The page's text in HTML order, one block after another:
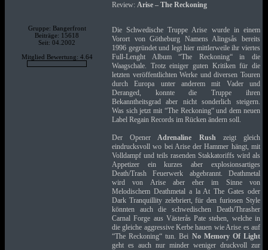
Gruppe: Bangerfront
Beiträge: 15618
Seit: 04.2002
Mitglied Bewertung: 4.64
Review: Arise – The Reckoning
Die Schwedische Truppe Arise wurde in einem
Vorort von Götheburg Namens Alingsås bereits
1996 gegründet und legt hier mittlerweile ihr viertes
Full-Lenght Album “The Reckoning“ in die
Waagschale. Trotz einiger guten Kritiken für die
letzten veröffentlichten Werke und diversen Touren
durch Europa unter anderem mit Vader und
Deranged, konnte die Truppe ihren
Bekanntheitsgrad aber nicht sonderlich steigern.
Was sich jetzt mit “The Reckoning“ und dem neuen
Label Regain Records im Rücken ändern soll.
Der Opener Adrenaline Rushzeigt gleich
eindrucksvoll wo bei Arise der Hammer hängt, mit
Volldampf und teils rasenden Stakkatoriffs wird als
Appetizer ein kurzes aber explosionsartiges
Death/Trash Feuerwerk abgebrannt. Deathmetal
wird von Arise aber eher im Sinne von
Melodischem Deathmetal a la At The Gates oder
Dark Tranquillity zelebriert, für den furiosen Style
könnten auch die schwedischen Death/Thrasher
Carnal Forge aus Västerås Pate stehen, welche in
die gleiche aggressive Kerbe hauen wie Arise es auf
“The Reckoning“ tun. Bei No Memory Of Light
geht es auch nur minder weniger druckvoll zur